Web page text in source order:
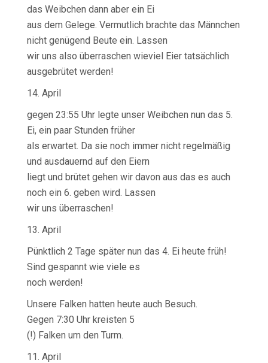
das Weibchen dann aber ein Ei
aus dem Gelege. Vermutlich brachte das Männchen
nicht genügend Beute ein. Lassen
wir uns also überraschen wieviel Eier tatsächlich
ausgebrütet werden!
14. April
gegen 23:55 Uhr legte unser Weibchen nun das 5.
Ei, ein paar Stunden früher
als erwartet. Da sie noch immer nicht regelmäßig
und ausdauernd auf den Eiern
liegt und brütet gehen wir davon aus das es auch
noch ein 6. geben wird. Lassen
wir uns überraschen!
13. April
Pünktlich 2 Tage später nun das 4. Ei heute früh!
Sind gespannt wie viele es
noch werden!
Unsere Falken hatten heute auch Besuch.
Gegen 7:30 Uhr kreisten 5
(!) Falken um den Turm.
11. April